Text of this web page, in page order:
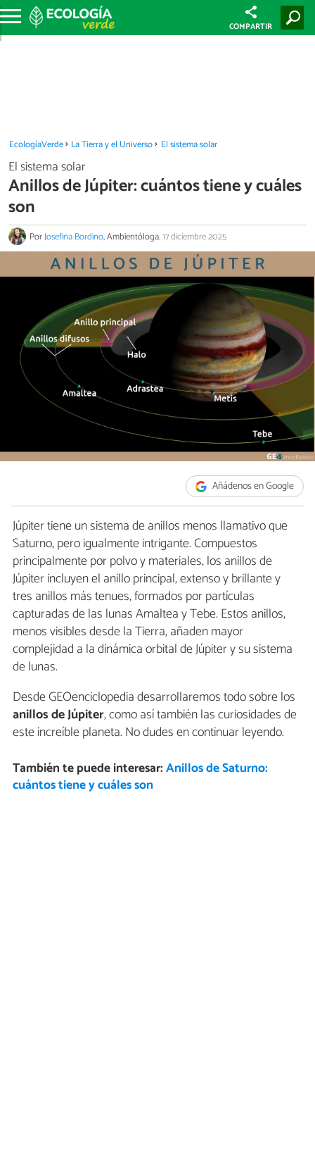
COMPARTIR
EcologíaVerde La Tierra y el Universo El sistema solar
El sistema solar
Anillos de Júpiter: cuántos tiene y cuáles
son
PorJosefina Bordino, Ambientóloga.17 diciembre 2025
Añádenos en Google
Júpiter tiene un sistema de anillos menos llamativo que
Saturno, pero igualmente intrigante. Compuestos
principalmente por polvo y materiales, los anillos de
Júpiter incluyen el anillo principal, extenso y brillante y
tres anillos más tenues, formados por partículas
capturadas de las lunas Amaltea y Tebe. Estos anillos,
menos visibles desde la Tierra, añaden mayor
complejidad a la dinámica orbital de Júpiter y su sistema
de lunas.
Desde GEOenciclopedia desarrollaremos todo sobre los
anillos de Júpiter, como así también las curiosidades de
este increíble planeta. No dudes en continuar leyendo.
También te puede interesar:Anillos de Saturno:
cuántos tiene y cuáles son